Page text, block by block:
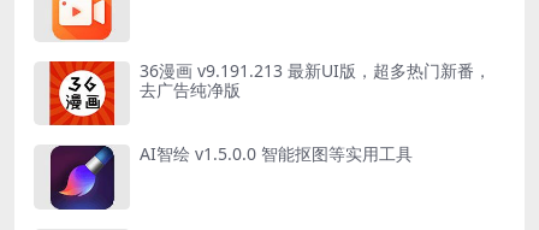
36漫画 v9.191.213 最新UI版，超多热门新番，
去广告纯净版
AI智绘 v1.5.0.0 智能抠图等实用工具